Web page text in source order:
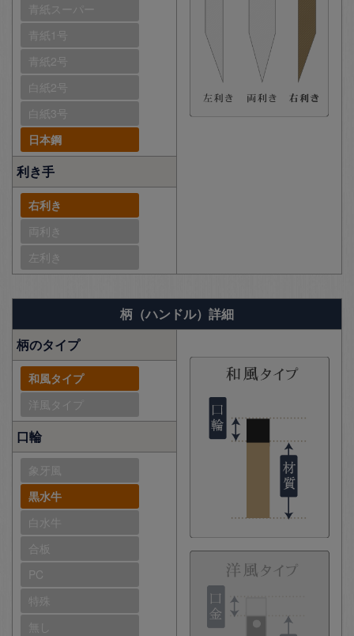
青紙スーパー
青紙1号
青紙2号
白紙2号
白紙3号
日本鋼
利き手
右利き
両利き
左利き
柄（ハンドル）詳細
柄のタイプ
和風タイプ
洋風タイプ
口輪
象牙風
黒水牛
白水牛
合板
PC
特殊
無し